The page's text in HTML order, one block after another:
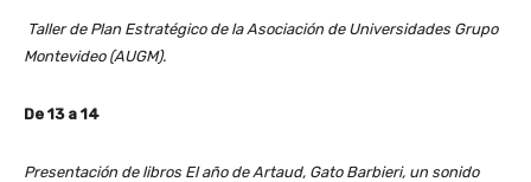
Taller de Plan Estratégico de la Asociación de Universidades Grupo
Montevideo (AUGM).
De 13 a 14
Presentación de libros El año de Artaud, Gato Barbieri, un sonido